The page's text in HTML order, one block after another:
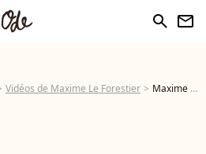
search newsletter
Vidéos de Maxime Le Forestier Maxime Le Forestier - Les Filles amoureuses - premier extrait de l'album "Paraître ou ne pas être", attendu le 7 juin 2019. - Vidéo